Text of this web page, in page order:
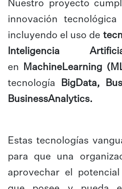
Nuestro proyecto
innovación
incluyendo el uso de
Inteligencia
en
MachineLearning
tecnología
BigData,
BusinessAnalytics.
Estas tecnologías
para que una
aprovechar el